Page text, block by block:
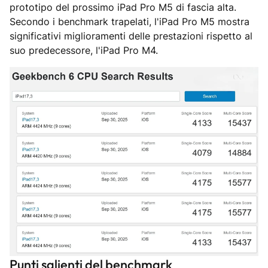
prototipo del prossimo iPad Pro M5 di fascia alta.
Secondo i benchmark trapelati, l'iPad Pro M5 mostra
significativi miglioramenti delle prestazioni rispetto al
suo predecessore, l'iPad Pro M4.
Punti salienti del benchmark